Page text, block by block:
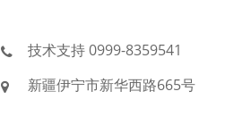
技术支持 0999-8359541
新疆伊宁市新华西路665号